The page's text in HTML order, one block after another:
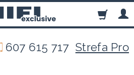
607 615 717Strefa Pro